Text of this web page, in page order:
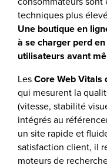
techniques plus
Une boutique en
à se charger perd
utilisateurs avant
LesCore Web Vitals
qui mesurent la
(vitesse, stabilité
intégrés au
un site rapide et
satisfaction client, il
moteurs de